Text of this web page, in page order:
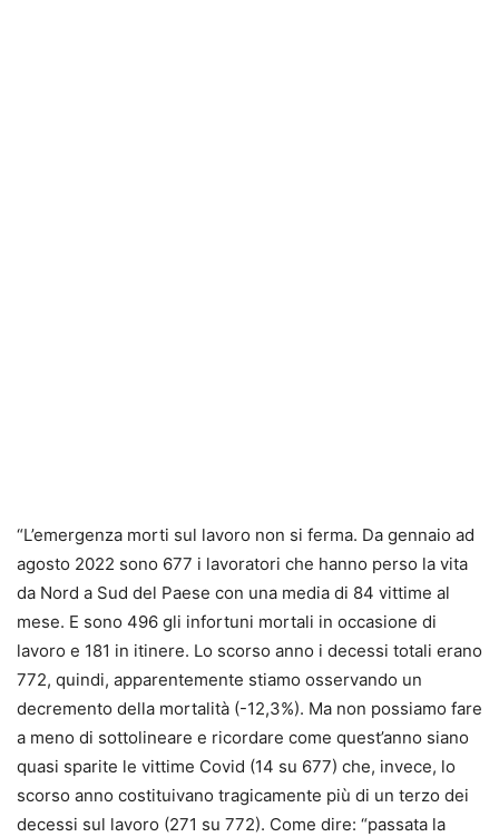
“L’emergenza morti sul lavoro non si ferma. Da gennaio ad
agosto 2022 sono 677 i lavoratori che hanno perso la vita
da Nord a Sud del Paese con una media di 84 vittime al
mese. E sono 496 gli infortuni mortali in occasione di
lavoro e 181 in itinere. Lo scorso anno i decessi totali erano
772, quindi, apparentemente stiamo osservando un
decremento della mortalità (-12,3%). Ma non possiamo fare
a meno di sottolineare e ricordare come quest’anno siano
quasi sparite le vittime Covid (14 su 677) che, invece, lo
scorso anno costituivano tragicamente più di un terzo dei
decessi sul lavoro (271 su 772). Come dire: “passata la